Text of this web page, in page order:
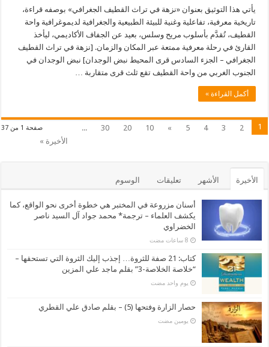
يأتي هذا التوثيق بعنوان «نزهة في تراث القطيف الجغرافي» بوصفه قراءة،
تاريخية معرفية، تفاعلية وغنية للبيئة الطبيعية والجغرافية لديموغرافية واحة
القطيف، تُقدَّم بأسلوب مريح وسلس، بعيد عن الجفاف الأكاديمي، ليأخذ
القارئ في رحلة معرفية ممتعة عبر المكان والزمان. [نزهة في تراث القطيف
الجغرافي – الجزء السادس قرى المحيط نبض الوجدان] نبض الوجدان في
الجنوب الغربي من واحة القطيف تقع ثلث قرى متقاربة …
أكمل القراءة »
صفحة 1 من 37 1
2
3
4
5
»
10
20
30
...
الأخيرة »
الأخيرة الأشهر تعليقات الوسوم
أسنان مزروعة في المختبر هي خطوة أخرى نحو الواقع، كما
يكشف العلماء – ترجمة* محمد جواد آل السيد ناصر
الخضراوي
كتاب: 21 صفة للثروة… إجذب إليك الثروة التي تستحقها –
“خلاصة الخلاصة-3” بقلم ماجد علي المزين
‏يوم واحد مضت
حصار الزارة وفتحها (5) – بقلم صادق علي القطري
‏يومين مضت